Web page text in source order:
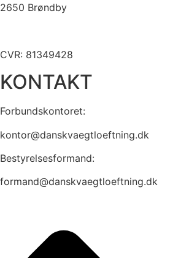
2650 Brøndby
CVR: 81349428
KONTAKT
Forbundskontoret:
kontor@danskvaegtloeftning.dk
Bestyrelsesformand:
formand@danskvaegtloeftning.dk